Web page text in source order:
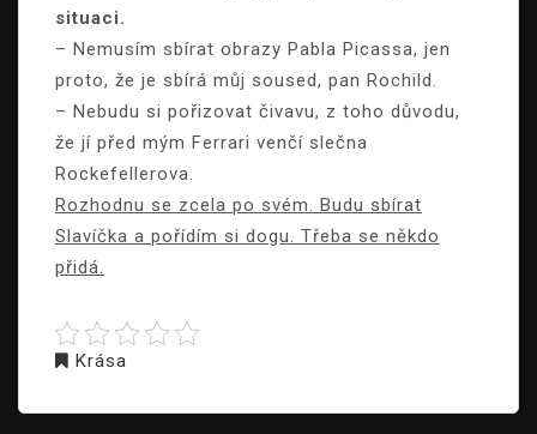
situaci.
– Nemusím sbírat obrazy Pabla Picassa, jen
proto, že je sbírá můj soused, pan Rochild.
– Nebudu si pořizovat čivavu, z toho důvodu,
že jí před mým Ferrari venčí slečna
Rockefellerova.
Rozhodnu se zcela po svém. Budu sbírat
Slavíčka a pořídím si dogu. Třeba se někdo
přidá.
Krása